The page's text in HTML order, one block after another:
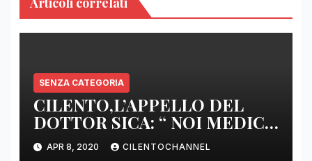
SENZA CATEGORIA
CILENTO,L’APPELLO DEL
DOTTOR SICA: “ NOI MEDICI
DI BASE SIAMO SENZA ARMI
APR 8, 2020 CILENTOCHANNEL